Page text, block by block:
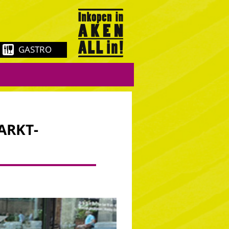
GASTRO